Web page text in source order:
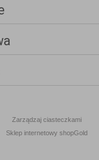
Zarządzaj ciasteczkami
Sklep internetowy shopGold